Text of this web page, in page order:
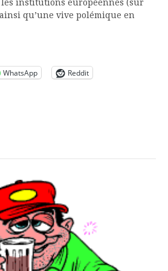
institutions européennes (sur
qu’une vive polémique en
WhatsApp Reddit